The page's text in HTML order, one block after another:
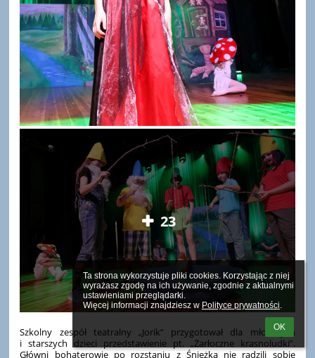
Ta strona wykorzystuje pliki cookies. Korzystając z niej
wyrażasz zgodę na ich używanie, zgodnie z aktualnymi
ustawieniami przeglądarki.
Więcej informacji znajdziesz w Polityce prywatności.
OK
23
Szkolny zespół teatralny „Jorik” przygotował dla młodszych
i starszych dzieci przedstawienie pt. „Żarłoczne krasnoludki”.
Główni bohaterowie po rozstaniu z Śnieżką nie radzili sobie